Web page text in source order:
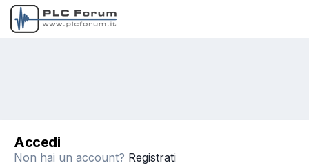
Accedi
Non hai un account? Registrati